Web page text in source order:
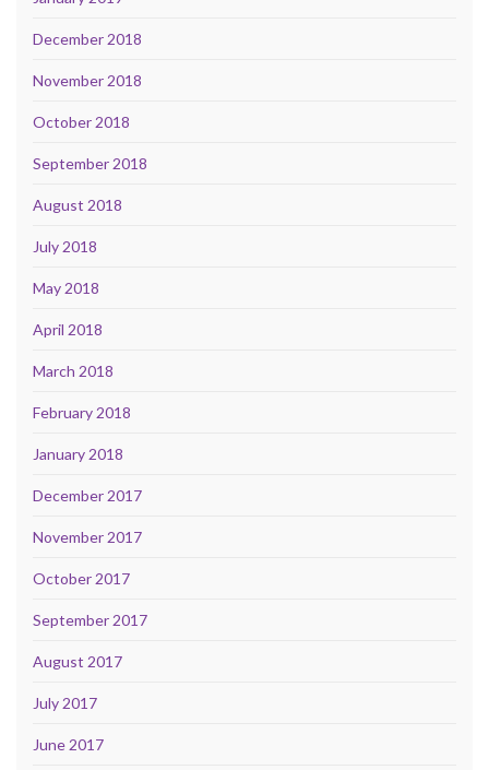
December 2018
November 2018
October 2018
September 2018
August 2018
July 2018
May 2018
April 2018
March 2018
February 2018
January 2018
December 2017
November 2017
October 2017
September 2017
August 2017
July 2017
June 2017